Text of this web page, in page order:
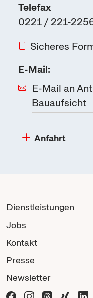
Telefax
0221 / 221-
Sicheres
E-Mail:
E-Mail an
Bauaufsicht
Anfahrt
Dienstleistungen
Jobs
Kontakt
Presse
Newsletter